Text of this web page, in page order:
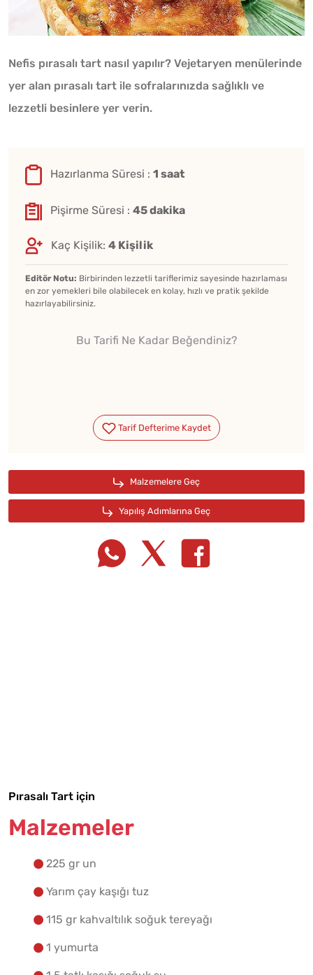
Nefis pırasalı tart nasıl yapılır? Vejetaryen menülerinde
yer alan pırasalı tart ile sofralarınızda sağlıklı ve
lezzetli besinlere yer verin.
Hazırlanma Süresi : 1 saat
Pişirme Süresi : 45 dakika
Kaç Kişilik: 4 Kişilik
Editör Notu: Birbirinden lezzetli tariflerimiz sayesinde hazırlaması
en zor yemekleri bile olabilecek en kolay, hızlı ve pratik şekilde
hazırlayabilirsiniz.
Bu Tarifi Ne Kadar Beğendiniz?
Pırasalı Tart için
Malzemeler
225 gr un
Yarım çay kaşığı tuz
115 gr kahvaltılık soğuk tereyağı
1 yumurta